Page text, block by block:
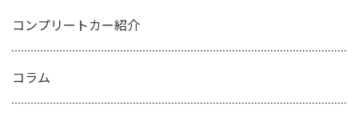
コンプリートカー紹介
コラム